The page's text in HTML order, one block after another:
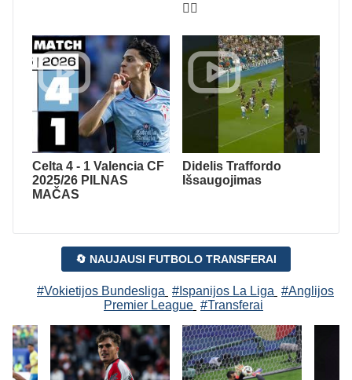
😮‍💨
Celta 4 - 1 Valencia CF
2025/26 PILNAS
MAČAS
Didelis Traffordo
Išsaugojimas
🔄 NAUJAUSI FUTBOLO TRANSFERAI
#Vokietijos Bundesliga #Ispanijos La Liga #Anglijos
Premier League #Transferai